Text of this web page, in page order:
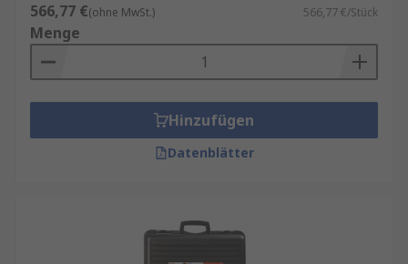
566,77 €(ohne MwSt.) 566,77 €/Stück
Menge
Hinzufügen
Datenblätter